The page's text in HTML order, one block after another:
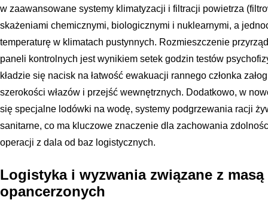
w zaawansowane systemy klimatyzacji i filtracji powietrza
skażeniami chemicznymi, biologicznymi i nuklearnymi, a
temperaturę w klimatach pustynnych. Rozmieszczenie
paneli kontrolnych jest wynikiem setek godzin testów
kładzie się nacisk na łatwość ewakuacji rannego członka
szerokości włazów i przejść wewnętrznych. Dodatkowo, w
się specjalne lodówki na wodę, systemy podgrzewania racji
sanitarne, co ma kluczowe znaczenie dla zachowania
operacji z dala od baz logistycznych.
Logistyka i wyzwania związane z
opancerzonych